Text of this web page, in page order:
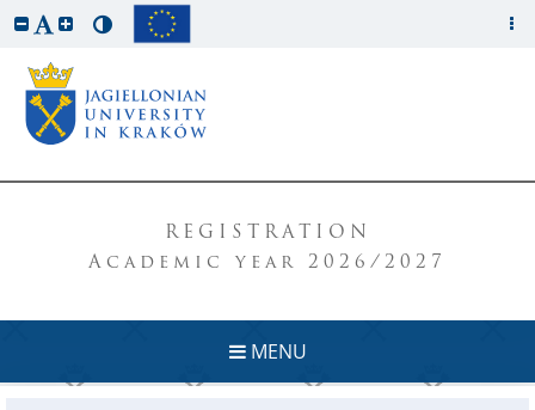
REGISTRATION
Academic year 2026/2027
MENU